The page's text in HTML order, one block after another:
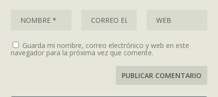
Guarda mi nombre, correo electrónico y web en este
navegador para la próxima vez que comente.